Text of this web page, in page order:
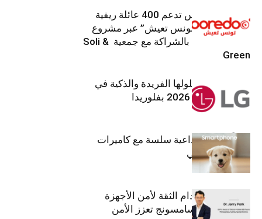
Ooredoo تونس تدعم 400 عائلة ريفية
ضمن برنامج “تونس تعيش” عبر مشروع
تنموي مستدام بالشراكة مع جمعية Soli &
Green
إل جي تقدم حلولها الفريدة والذكية في
معرض (KBIS) 2026 بفلوريدا
قريباً: تجربة إبداعية سلسة مع كاميرات
أجهزة جالاكسي
استراتيجية انعدام الثقة لأمن الأجهزة
المحمولة من سامسونج تعزز الأمن